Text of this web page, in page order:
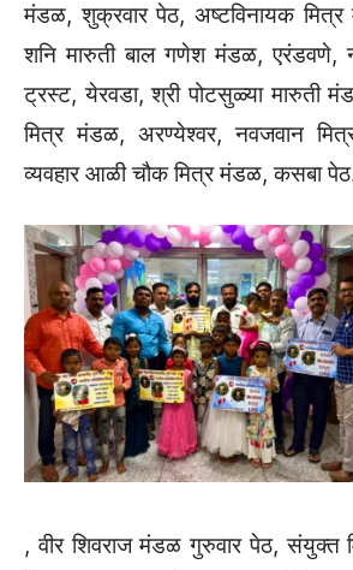
मंडळ, शुक्रवार पेठ, अष्टविनायक
शनि मारुती बाल गणेश मंडळ, एरंडवणे,
ट्रस्ट, येरवडा, श्री पोटसुळ्या मारुती
मित्र मंडळ, अरण्येश्वर, नवजवान
व्यवहार आळी चौक मित्र मंडळ, कसबा
, वीर शिवराज मंडळ गुरुवार पेठ, संयुक्त